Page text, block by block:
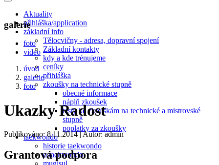
Aktuality
přihláška/application
základní info
Tělocvičny - adresa, dopravní spojení
Základní kontakty
kdy a kde trénujeme
ceníky
přihláška
zkoušky na technické stupně
obecné informace
náplň zkoušek
testy ke zkouškám na technické a mistrovské
stupně
poplatky za zkoušky
taekwondo
historie taekwondo
o taekwondo
mugisul
galerie
foto
video
úvod
galerie
foto
Ukazky Radost
Publikováno: 8.11.2014| Autor: admin
Grantová podpora